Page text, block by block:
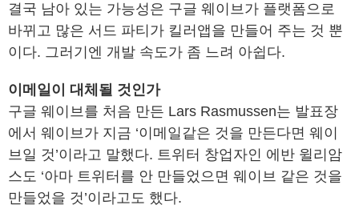
결국 남아 있는 가능성은 구글 웨이브가 플랫폼으로
바뀌고 많은 서드 파티가 킬러앱을 만들어 주는 것 뿐
이다. 그러기엔 개발 속도가 좀 느려 아쉽다.
이메일이 대체될 것인가
구글 웨이브를 처음 만든 Lars Rasmussen는 발표장
에서 웨이브가 지금 ‘이메일같은 것을 만든다면 웨이
브일 것’이라고 말했다. 트위터 창업자인 에반 윌리암
스도 ‘아마 트위터를 안 만들었으면 웨이브 같은 것을
만들었을 것’이라고도 했다.